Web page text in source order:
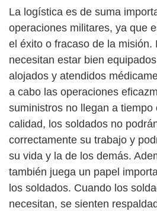
La logística es de suma
operaciones militares, ya que
el éxito o fracaso de la misión.
necesitan estar bien
alojados y atendidos
a cabo las operaciones
suministros no llegan a tiempo
calidad, los soldados no
correctamente su trabajo y
su vida y la de los demás.
también juega un papel
los soldados. Cuando los
necesitan, se sienten